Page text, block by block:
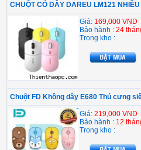
CHUỘT CÓ DÂY DAREU LM121
Giá: 169,000 VND
Bảo hành : 24
Trong kho :
Chuột FD Không dây E680 Thú cưng
Giá: 219,000 VND
Bảo hành : 12
Trong kho :